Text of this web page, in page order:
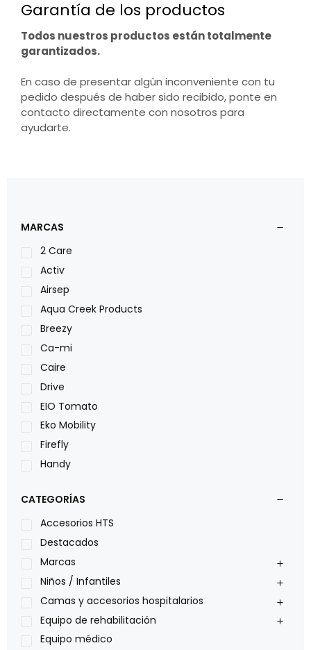
Garantía de los productos
Todos nuestros productos están totalmente
garantizados.
En caso de presentar algún inconveniente con tu
pedido después de haber sido recibido, ponte en
contacto directamente con nosotros para
ayudarte.
MARCAS
2 Care
Activ
Airsep
Aqua Creek Products
Breezy
Ca-mi
Caire
Drive
EIO Tomato
Eko Mobility
Firefly
Handy
Leggero
Lumex
Medical Store
Nidek
Oxiplus
Philips
Pride
Roho
CATEGORÍAS
Accesorios HTS
Destacados
Marcas
Niños / Infantiles
Camas y accesorios hospitalarios
Equipo de rehabilitación
Equipo médico